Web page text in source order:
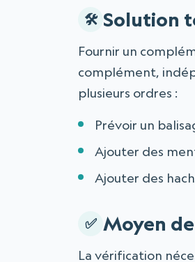
Solution
Fournir un
complément,
plusieurs ordres :
Prévoir un
Ajouter des
Ajouter des
Moyen
La vérification